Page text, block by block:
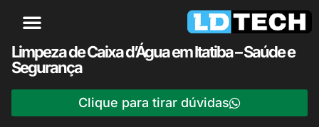
Limpeza de Caixa d’Água em Itatiba – Saúde e
Segurança
Clique para tirar dúvidas